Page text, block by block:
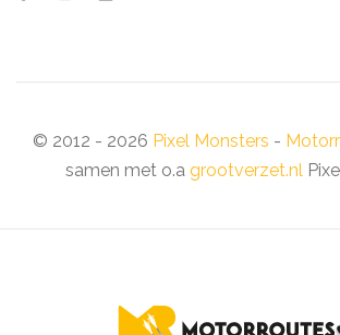
© 2012 - 2026 Pixel Monsters -
samen met o.a grootverzet.nl